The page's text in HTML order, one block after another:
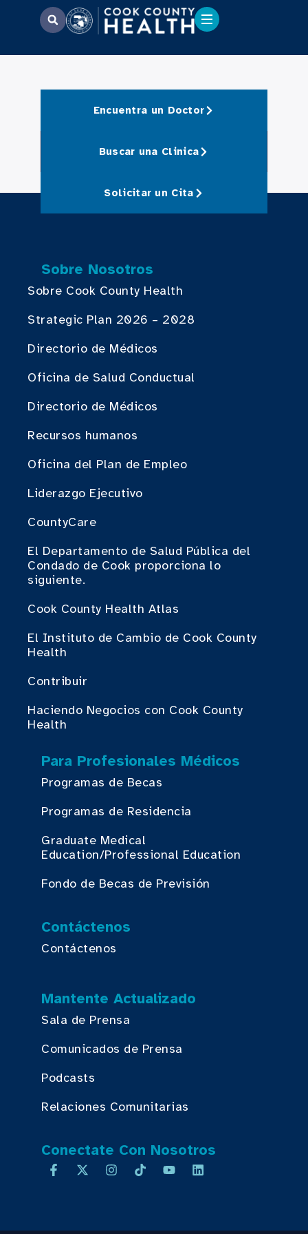
Encuentra un Doctor
Buscar una Clinica
Solicitar un Cita
Sobre Nosotros
Sobre Cook County Health
Strategic Plan 2026 – 2028
Directorio de Médicos
Oficina de Salud Conductual
Directorio de Médicos
Recursos humanos
Oficina del Plan de Empleo
Liderazgo Ejecutivo
CountyCare
El Departamento de Salud Pública del
Condado de Cook proporciona lo
siguiente.
Cook County Health Atlas
El Instituto de Cambio de Cook County
Health
Contribuir
Haciendo Negocios con Cook County
Health
Para Profesionales Médicos
Programas de Becas
Programas de Residencia
Graduate Medical
Education/Professional Education
Fondo de Becas de Previsión
Contáctenos
Contáctenos
Mantente Actualizado
Sala de Prensa
Comunicados de Prensa
Podcasts
Relaciones Comunitarias
Conectate Con Nosotros